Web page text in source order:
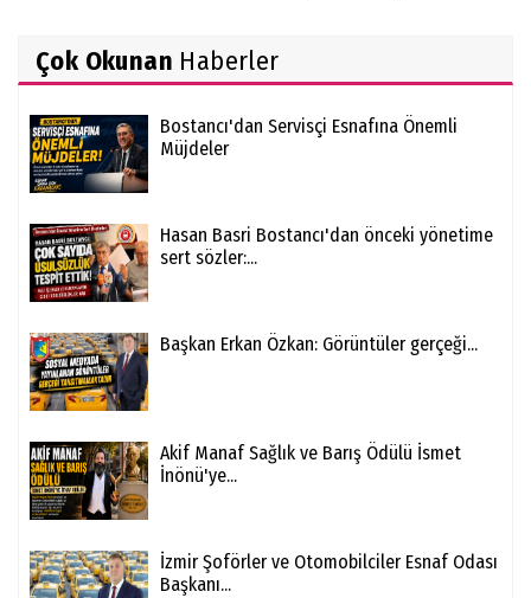
Çok Okunan Haberler
Bostancı'dan Servisçi Esnafına Önemli
Müjdeler
Hasan Basri Bostancı'dan önceki yönetime
sert sözler:...
Başkan Erkan Özkan: Görüntüler gerçeği...
Akif Manaf Sağlık ve Barış Ödülü İsmet
İnönü'ye...
İzmir Şoförler ve Otomobilciler Esnaf Odası
Başkanı...